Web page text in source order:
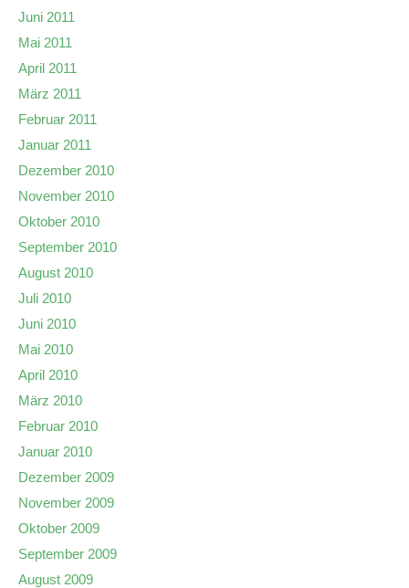
Juni 2011
Mai 2011
April 2011
März 2011
Februar 2011
Januar 2011
Dezember 2010
November 2010
Oktober 2010
September 2010
August 2010
Juli 2010
Juni 2010
Mai 2010
April 2010
März 2010
Februar 2010
Januar 2010
Dezember 2009
November 2009
Oktober 2009
September 2009
August 2009